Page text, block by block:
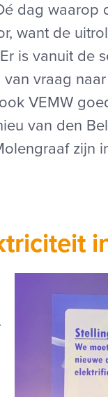
dag waarop
want de
is vanuit de
vraag
VEMW
van den
zijn